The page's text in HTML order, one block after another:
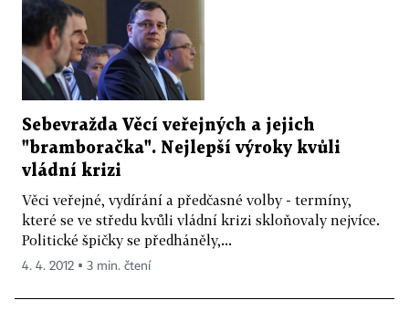
Sebevražda Věcí veřejných a jejich
"bramboračka". Nejlepší výroky kvůli
vládní krizi
Věci veřejné, vydírání a předčasné volby - termíny,
které se ve středu kvůli vládní krizi skloňovaly nejvíce.
Politické špičky se předháněly,...
4. 4. 2012 ▪ 3 min. čtení